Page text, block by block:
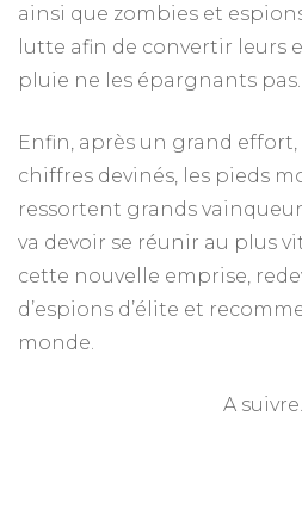
ainsi que zombies et
lutte afin de convertir leurs
pluie ne les épargnants
Enfin, après un grand
chiffres devinés, les pieds
ressortent grands
va devoir se réunir au plus
cette nouvelle emprise,
d’espions d’élite et
monde.
A suivre…